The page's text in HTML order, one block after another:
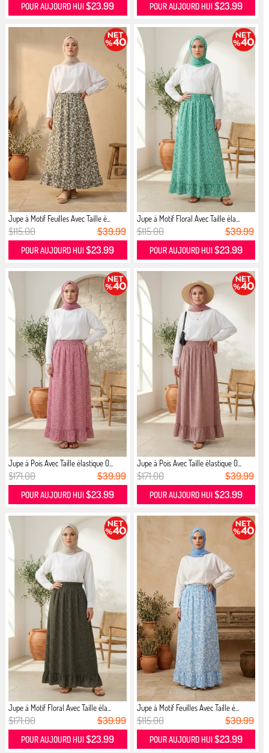
POUR AUJOURD HUI$23.99 POUR AUJOURD HUI$23.99
Jupe à Motif Feuilles Avec Taille é...
$115.00 $39.99
POUR AUJOURD HUI$23.99
Jupe à Motif Floral Avec Taille éla...
$115.00 $39.99
POUR AUJOURD HUI $23.99
Jupe à Pois Avec Taille élastique 0...
$171.00 $39.99
POUR AUJOURD HUI$23.99
Jupe à Pois Avec Taille élastique 0...
$171.00 $39.99
POUR AUJOURD HUI $23.99
Jupe à Motif Floral Avec Taille éla...
$171.00 $39.99
POUR AUJOURD HUI$23.99
Jupe à Motif Feuilles Avec Taille é...
$115.00 $39.99
POUR AUJOURD HUI $23.99